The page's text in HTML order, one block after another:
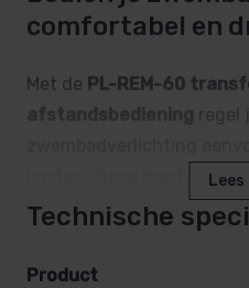
comfortabel en
Met de PL-REM-60
afstandsbediening regel
ligstoel. Deze krachtige
speciaal ontworpen voor
Spectra DVS
Lees
Technische
Product